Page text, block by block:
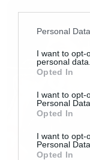
Please note that
not limited to
grant or deny
use your data for
consent section.
Personal
I want to opt-
personal data.
Opted In
I want to opt-
Personal Data.
Opted In
I want to opt-
Personal
Opted In
παιδιά, έχουν
το γράψιμο
στη θέση
μεσημεριανό
Τουλάχιστον